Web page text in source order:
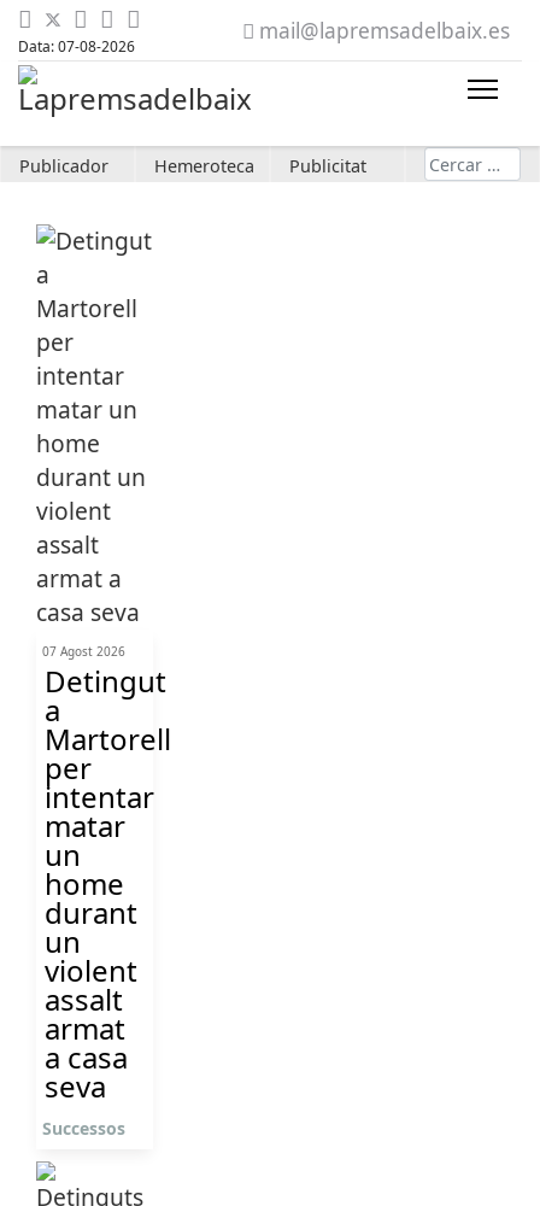
Data: 07-08-2026
mail@lapremsadelbaix.es
Publicador Hemeroteca Publicitat Cerca
07 Agost 2026
Detingut
a
Martorell
per
intentar
matar
un
home
durant
un
violent
assalt
armat
a casa
seva
Successos